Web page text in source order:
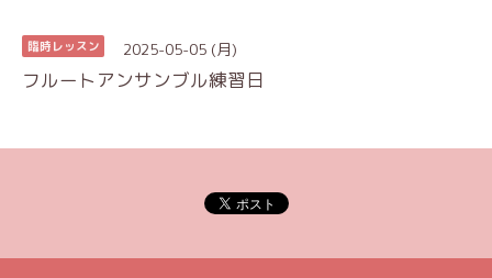
臨時レッスン 2025-05-05 (月)
フルートアンサンブル練習日